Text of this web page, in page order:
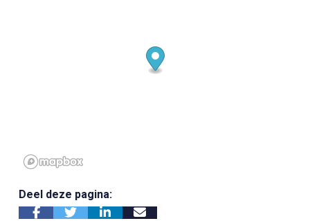
Deel deze pagina: